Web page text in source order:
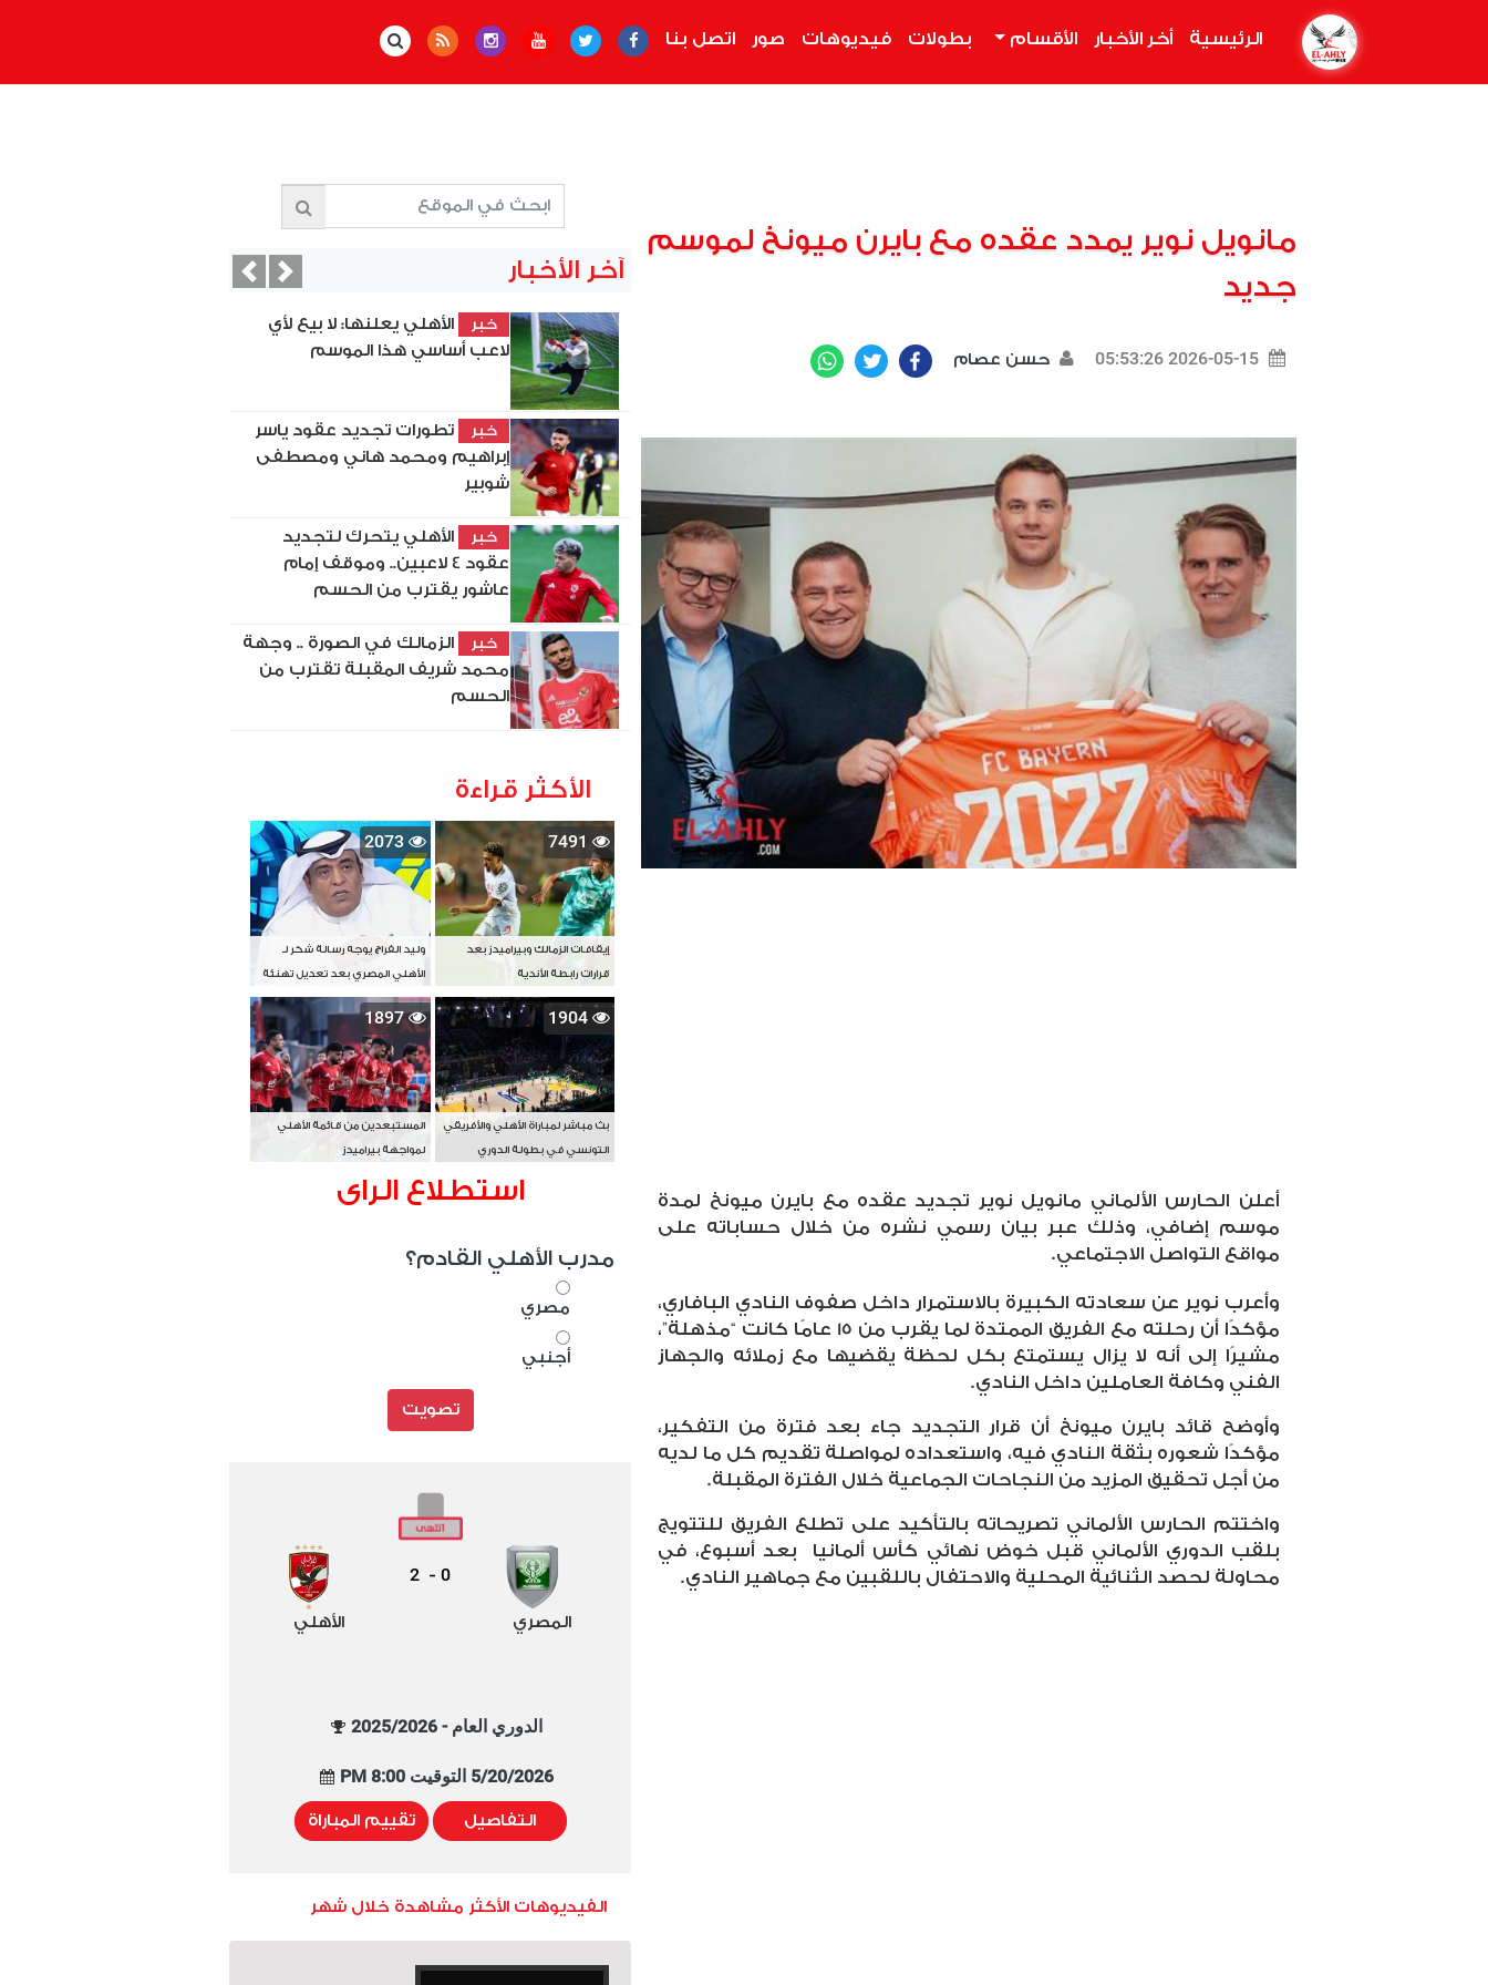
الرئيسية أخر الأخبار الأقسام بطولات فيديوهات صور اتصل بنا
مانويل نوير يمدد عقده مع بايرن ميونخ لموسم
جديد
2026-05-15 05:53:26 حسن عصام Facebook
Twitter
أعلن الحارس الألماني مانويل نوير تجديد عقده مع بايرن ميونخ لمدة
موسم إضافي، وذلك عبر بيان رسمي نشره من خلال حساباته على
مواقع التواصل الاجتماعي.
وأعرب نوير عن سعادته الكبيرة بالاستمرار داخل صفوف النادي البافاري،
مؤكدًا أن رحلته مع الفريق الممتدة لما يقرب من 15 عامًا كانت “مذهلة”،
مشيرًا إلى أنه لا يزال يستمتع بكل لحظة يقضيها مع زملائه والجهاز
الفني وكافة العاملين داخل النادي.
وأوضح قائد بايرن ميونخ أن قرار التجديد جاء بعد فترة من التفكير،
مؤكدًا شعوره بثقة النادي فيه، واستعداده لمواصلة تقديم كل ما لديه
من أجل تحقيق المزيد من النجاحات الجماعية خلال الفترة المقبلة.
واختتم الحارس الألماني تصريحاته بالتأكيد على تطلع الفريق للتتويج
بلقب الدوري الألماني قبل خوض نهائي كأس ألمانيا
بعد أسبوع، في
محاولة لحصد الثنائية المحلية والاحتفال باللقبين مع جماهير النادي.
آخر الأخبار
خبر
الأهلي يعلنها: لا بيع لأي
لاعب أساسي هذا الموسم
خبر
تطورات تجديد عقود ياسر
إبراهيم ومحمد هاني ومصطفى
شوبير
خبر
الأهلي يتحرك لتجديد
عقود 4 لاعبين.. وموقف إمام
عاشور يقترب من الحسم
خبر
الزمالك في الصورة .. وجهة
محمد شريف المقبلة تقترب من
الحسم
PreviousNext
الأكثر قراءة
7491
إيقافات الزمالك وبيراميدز بعد
قرارات رابطة الأندية
2073
وليد الفراج يوجه رسالة شكر لـ
الأهلي المصري بعد تعديل تهنئة
بطل آسيا
1904
بث مباشر لمباراة الأهلي والأفريقي
التونسي في بطولة الدوري
1897
المستبعدين من قائمة الأهلي
لمواجهة بيراميدز
استطلاع الراى
مدرب الأهلي القادم؟
مصري
أجنبي
تصويت
المصري
0
-
2
الأهلي
الدوري العام - 2025/2026
5/20/2026 التوقيت 8:00 PM
التفاصيل تقييم المباراة
الفيديوهات الأكثر مشاهدة خلال شهر